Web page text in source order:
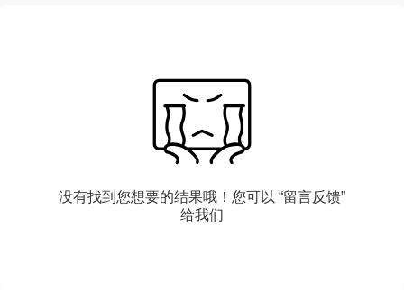
没有找到您想要的结果哦！您可以 “留言反馈”
给我们